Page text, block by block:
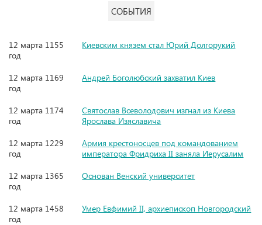
СОБЫТИЯ
12 марта 1155
год
Киевским князем стал Юрий Долгорукий
12 марта 1169
год
Андрей Боголюбский захватил Киев
12 марта 1174
год
Святослав Всеволодович изгнал из Киева
Ярослава Изяславича
12 марта 1229
год
Армия крестоносцев под командованием
императора Фридриха II заняла Иерусалим
12 марта 1365
год
Основан Венский университет
12 марта 1458
год
Умер Евфимий II, архиепископ Новгородский